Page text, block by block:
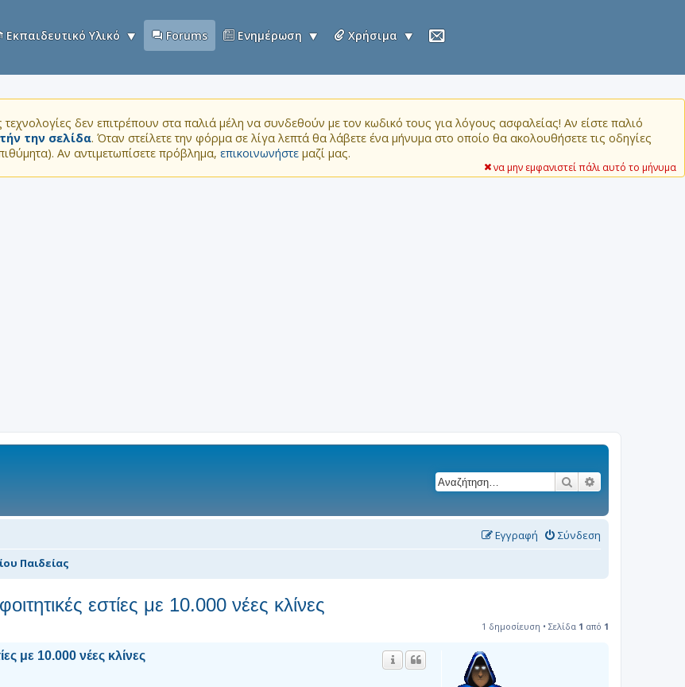
Εκπαιδευτικό Υλικό Forums Ενημέρωση Χρήσιμα
δεν επιτρέπουν στα παλιά μέλη να συνδεθούν με τον κωδικό τους για λόγους ασφαλείας! Αν είστε παλιό
την σελίδα. Όταν στείλετε την φόρμα σε λίγα λεπτά θα λάβετε ένα μήνυμα στο οποίο θα ακολουθήσετε τις οδηγίες
Αν αντιμετωπίσετε πρόβλημα, επικοινωνήστε μαζί μας.
να μην εμφανιστεί πάλι αυτό το μήνυμα
Αναζήτηση
Σύνδεση
Εγγραφή
Παιδείας
εστίες με 10.000 νέες κλίνες
1 δημοσίευση • Σελίδα 1 από 1
με 10.000 νέες κλίνες